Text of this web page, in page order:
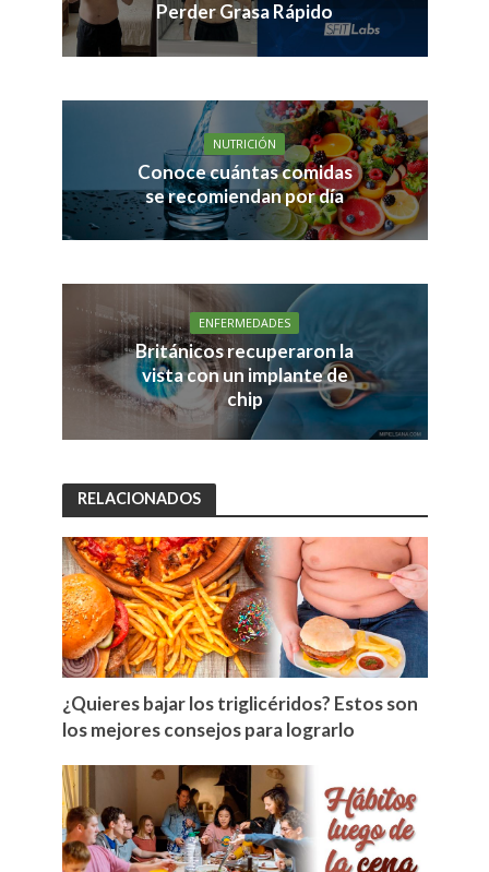
Perder Grasa Rápido
NUTRICIÓN
Conoce cuántas comidas
se recomiendan por día
ENFERMEDADES
Británicos recuperaron la
vista con un implante de
chip
RELACIONADOS
¿Quieres bajar los triglicéridos? Estos son
los mejores consejos para lograrlo